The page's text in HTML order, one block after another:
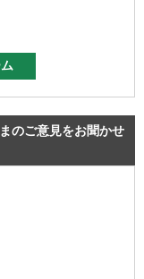
のご意見をお聞かせ